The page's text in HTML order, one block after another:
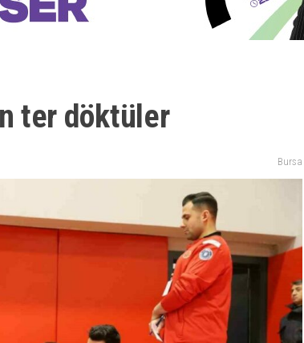
ter döktüler
Bursa